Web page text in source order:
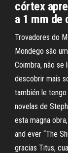
córtex
a 1 mm de
Trovadores do
Mondego são
Coimbra, não se
descobrir mais
también le tengo
novelas de
esta magna
and ever “The
gracias Titus,